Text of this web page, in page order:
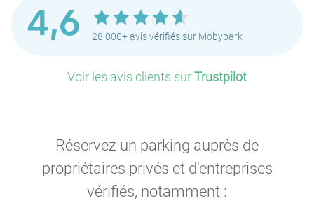
4,6 28 000+ avis vérifiés sur Mobypark
Voir les avis clients surTrustpilot
Réservez un parking auprès de
propriétaires privés et d'entreprises
vérifiés, notamment :